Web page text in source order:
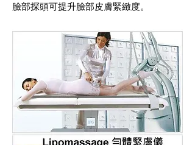
臉部探頭可提升臉部皮膚緊緻度。